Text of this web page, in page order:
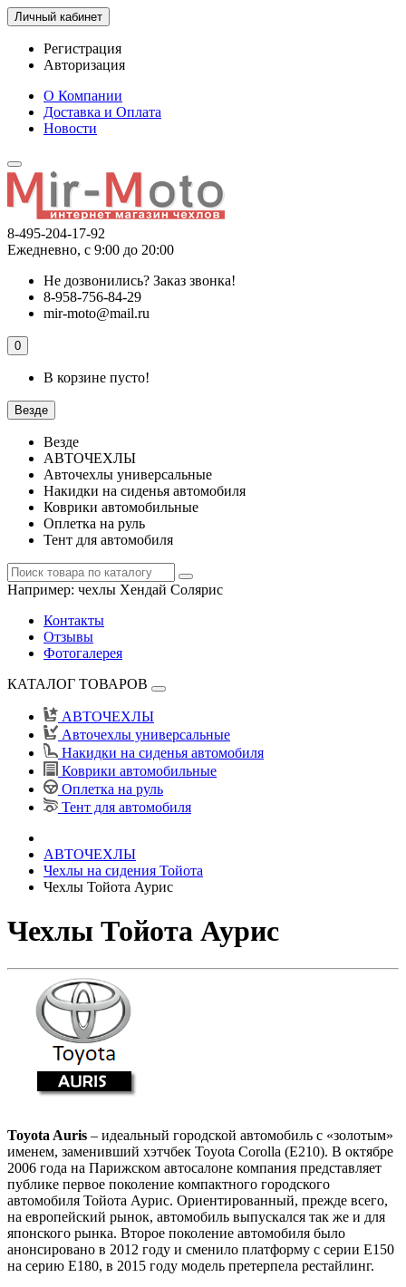
Личный кабинет
Регистрация
Авторизация
О Компании
Доставка и Оплата
Новости
8-495-204-17-92
Ежедневно, с 9:00 до 20:00
Не дозвонились? Заказ звонка!
8-958-756-84-29
mir-moto@mail.ru
0
В корзине пусто!
Везде
Везде
АВТОЧЕХЛЫ
Авточехлы универсальные
Накидки на сиденья автомобиля
Коврики автомобильные
Оплетка на руль
Тент для автомобиля
Например: чехлы Хендай Солярис
Контакты
Отзывы
Фотогалерея
КАТАЛОГ ТОВАРОВ
АВТОЧЕХЛЫ
Авточехлы универсальные
Накидки на сиденья автомобиля
Коврики автомобильные
Оплетка на руль
Тент для автомобиля
АВТОЧЕХЛЫ
Чехлы на сидения Тойота
Чехлы Тойота Аурис
Чехлы Тойота Аурис
Toyota Auris – идеальный городской автомобиль с «золотым»
именем, заменивший хэтчбек Toyota Corolla (Е210). В октябре
2006 года на Парижском автосалоне компания представляет
публике первое поколение компактного городского
автомобиля Тойота Аурис. Ориентированный, прежде всего,
на европейский рынок, автомобиль выпускался так же и для
японского рынка. Второе поколение автомобиля было
анонсировано в 2012 году и сменило платформу с серии E150
на серию Е180, в 2015 году модель претерпела рестайлинг.